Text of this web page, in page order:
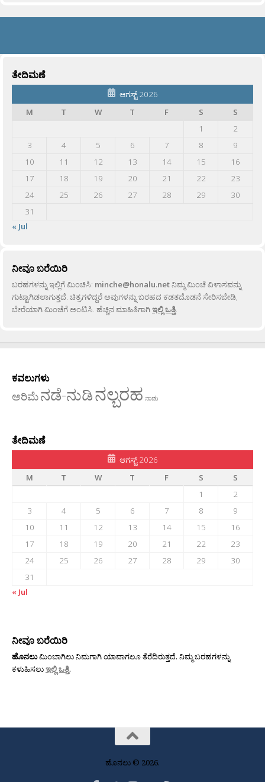
ತೇದಿಮಣೆ
ಆಗಸ್ಟ್ 2026
M
T W T F S
S
1
2
3
4 5 6 7 8
9
10
11 12 13 14 15
16
17
18 19 20 21 22
23
24
25 26 27 28 29
30
31
« Jul
ನೀವೂ ಬರೆಯಿರಿ
ಬರಹಗಳನ್ನು ಇಲ್ಲಿಗೆ ಮಿಂಚಿಸಿ: minche@honalu.netನಿಮ್ಮ ಮಿಂಚೆ ವಿಳಾಸವನ್ನು
ಗುಟ್ಟಾಗಿಡಲಾಗುತ್ತದೆ. ಚಿತ್ರಗಳಿದ್ದರೆ ಅವುಗಳನ್ನು ಬರಹದ ಕಡತದೊಡನೆ ಸೇರಿಸಬೇಡಿ,
ಬೇರೆಯಾಗಿ ಮಿಂಚೆಗೆ ಅಂಟಿಸಿ. ಹೆಚ್ಚಿನ ಮಾಹಿತಿಗಾಗಿಇಲ್ಲಿ ಒತ್ತಿ.
ಕವಲುಗಳು
ಅರಿಮೆನಡೆ-ನುಡಿನಲ್ಬರಹ ನಾಡು
ತೇದಿಮಣೆ
ಆಗಸ್ಟ್ 2026
M
T W T F S
S
1
2
3
4 5 6 7 8
9
10
11 12 13 14 15
16
17
18 19 20 21 22
23
24
25 26 27 28 29
30
31
« Jul
ನೀವೂ ಬರೆಯಿರಿ
ಹೊನಲುಮಿಂಬಾಗಿಲು ನಿಮಗಾಗಿ ಯಾವಾಗಲೂ ತೆರೆದಿರುತ್ತದೆ. ನಿಮ್ಮ ಬರಹಗಳನ್ನು
ಕಳುಹಿಸಲುಇಲ್ಲಿ ಒತ್ತಿ.
ಹೊನಲು © 2026.